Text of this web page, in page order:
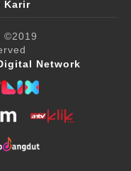
Karir
©2019
Network